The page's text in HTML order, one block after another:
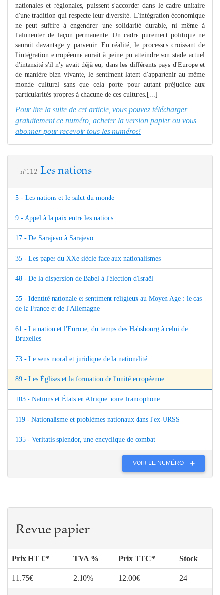
nationales et régionales, puissent s'accorder dans le cadre unitaire
d'une tradition qui respecte leur diversité. L'intégration économique
ne peut suffire à engendrer une solidarité durable, ni même à
l'alimenter de façon permanente. Un cadre purement politique ne
saurait davantage y parvenir. En réalité, le processus croissant de
l'intégration européenne aurait à peine pu atteindre son stade actuel
d'intensité s'il n'y avait déjà eu, dans les différents pays d'Europe et
de manière bien vivante, le sentiment latent d'appartenir au même
monde culturel sans que cela porte pour autant préjudice aux
particularités propres à chacune de ces cultures.[...]
Pour lire la suite de cet article, vous pouvez télécharger
gratuitement ce numéro, acheter la version papier ou vous
abonner pour recevoir tous les numéros!
n°112 Les nations
5 - Les nations et le salut du monde
9 - Appel à la paix entre les nations
17 - De Sarajevo à Sarajevo
35 - Les papes du XXe siècle face aux nationalismes
48 - De la dispersion de Babel à l'élection d'Israël
55 - Identité nationale et sentiment religieux au Moyen Age : le cas
de la France et de l'Allemagne
61 - La nation et l'Europe, du temps des Habsbourg à celui de
Bruxelles
73 - Le sens moral et juridique de la nationalité
89 - Les Églises et la formation de l'unité européenne
103 - Nations et États en Afrique noire francophone
119 - Nationalisme et problèmes nationaux dans l'ex-URSS
135 - Veritatis splendor, une encyclique de combat
VOIR LE NUMÉRO
Revue papier
Prix HT €* TVA % Prix TTC* Stock
11.75€ 2.10% 12.00€ 24